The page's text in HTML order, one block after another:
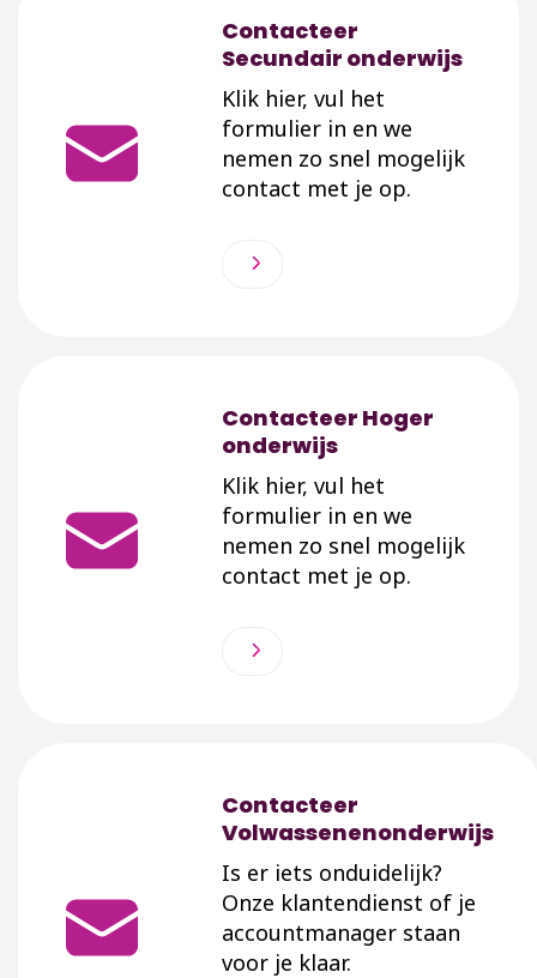
Contacteer
Secundair onderwijs
Klik hier, vul het
formulier in en we
nemen zo snel mogelijk
contact met je op.
Contacteer Hoger
onderwijs
Klik hier, vul het
formulier in en we
nemen zo snel mogelijk
contact met je op.
Contacteer
Volwassenenonderwijs
Is er iets onduidelijk?
Onze klantendienst of je
accountmanager staan
voor je klaar.